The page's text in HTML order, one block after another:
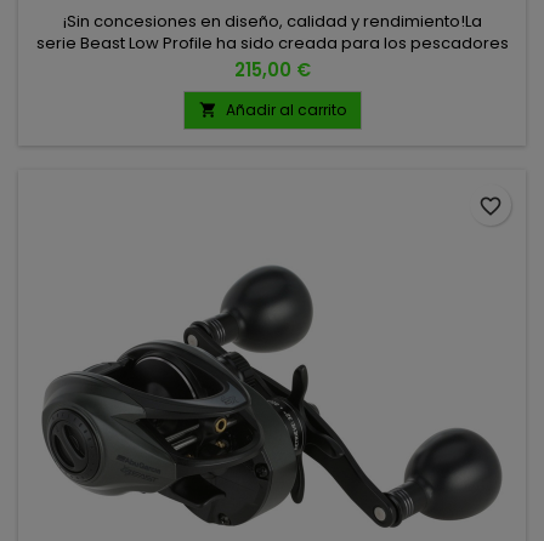
¡Sin concesiones en diseño, calidad y rendimiento!La
serie Beast Low Profile ha sido creada para los pescadores
que buscan máxima potencia y control absoluto cuando se
enfrentan a grandes depredadores y señuelos de gran
tamaño. Incorpora un sistema exclusivo de engranajes y
freno desarrollado para ofrecer una capacidad de recogida
Precio
215,00 €
 Añadir al carrito
favorite_border